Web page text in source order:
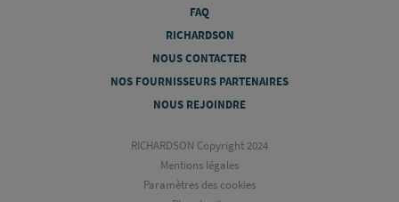
FAQ
RICHARDSON
NOUS CONTACTER
NOS FOURNISSEURS PARTENAIRES
NOUS REJOINDRE
RICHARDSON Copyright 2024
Mentions légales
Paramètres des cookies